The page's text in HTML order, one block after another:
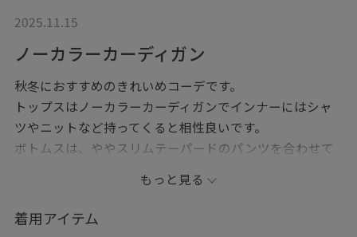
2025.11.15
ノーカラーカーディガン
秋冬におすすめのきれいめコーデです。
トップスはノーカラーカーディガンでインナーにはシャ
ツやニットなど持ってくると相性良いです。
ボトムスは、ややスリムテーパードのパンツを合わせて
もっと見る
着用アイテム